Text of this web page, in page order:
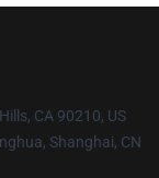
CA 90210, US
Shanghai, CN